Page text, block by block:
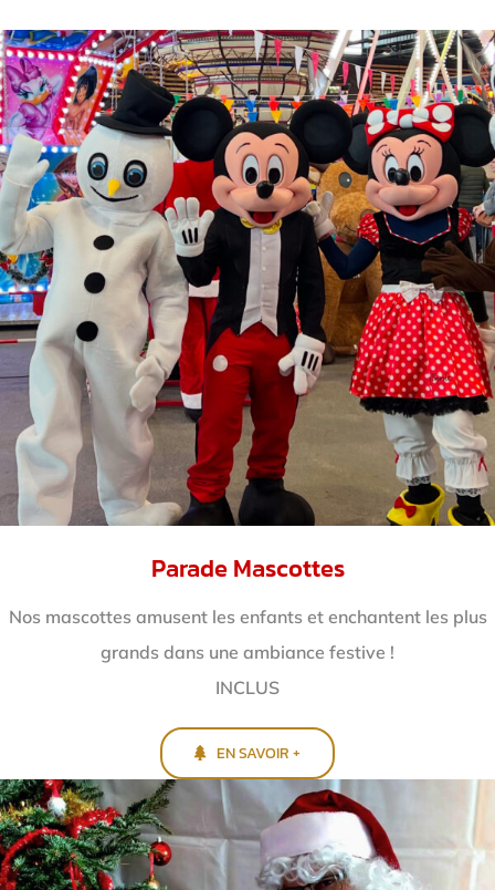
Parade Mascottes
Nos mascottes amusent les enfants et enchantent les plus
grands dans une ambiance festive !
INCLUS
EN SAVOIR +